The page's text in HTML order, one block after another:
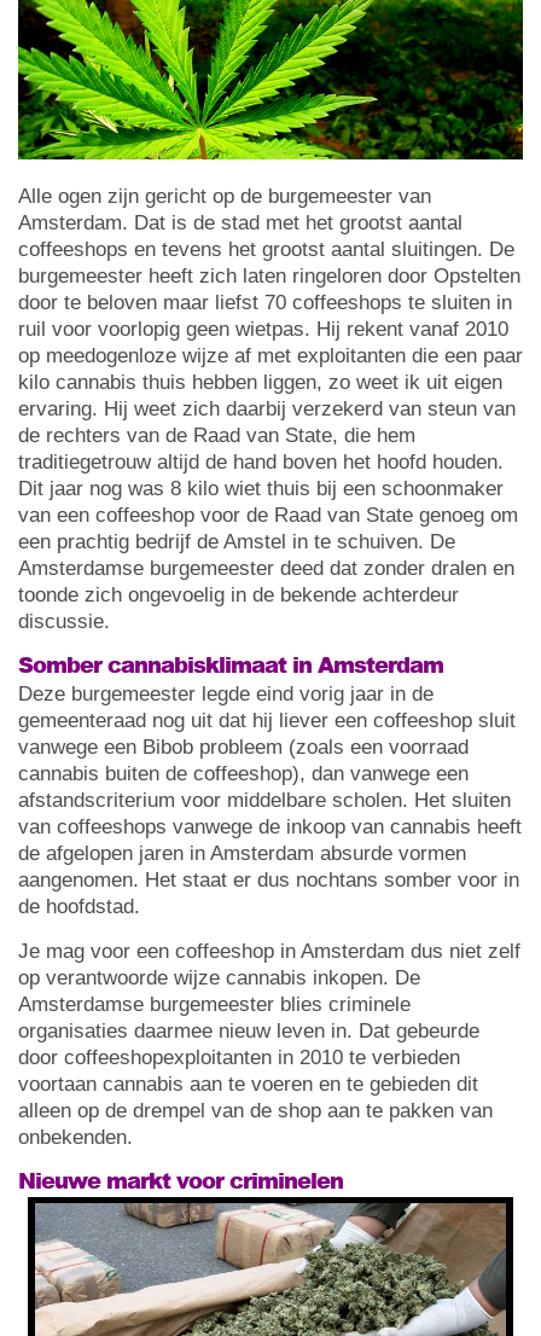
Alle ogen zijn gericht op de burgemeester van
Amsterdam. Dat is de stad met het grootst aantal
coffeeshops en tevens het grootst aantal sluitingen. De
burgemeester heeft zich laten ringeloren door Opstelten
door te beloven maar liefst 70 coffeeshops te sluiten in
ruil voor voorlopig geen wietpas. Hij rekent vanaf 2010
op meedogenloze wijze af met exploitanten die een paar
kilo cannabis thuis hebben liggen, zo weet ik uit eigen
ervaring. Hij weet zich daarbij verzekerd van steun van
de rechters van de Raad van State, die hem
traditiegetrouw altijd de hand boven het hoofd houden.
Dit jaar nog was 8 kilo wiet thuis bij een schoonmaker
van een coffeeshop voor de Raad van State genoeg om
een prachtig bedrijf de Amstel in te schuiven. De
Amsterdamse burgemeester deed dat zonder dralen en
toonde zich ongevoelig in de bekende achterdeur
discussie.
Somber cannabisklimaat in Amsterdam
Deze burgemeester legde eind vorig jaar in de
gemeenteraad nog uit dat hij liever een coffeeshop sluit
vanwege een Bibob probleem (zoals een voorraad
cannabis buiten de coffeeshop), dan vanwege een
afstandscriterium voor middelbare scholen. Het sluiten
van coffeeshops vanwege de inkoop van cannabis heeft
de afgelopen jaren in Amsterdam absurde vormen
aangenomen. Het staat er dus nochtans somber voor in
de hoofdstad.
Je mag voor een coffeeshop in Amsterdam dus niet zelf
op verantwoorde wijze cannabis inkopen. De
Amsterdamse burgemeester blies criminele
organisaties daarmee nieuw leven in. Dat gebeurde
door coffeeshopexploitanten in 2010 te verbieden
voortaan cannabis aan te voeren en te gebieden dit
alleen op de drempel van de shop aan te pakken van
onbekenden.
Nieuwe markt voor criminelen